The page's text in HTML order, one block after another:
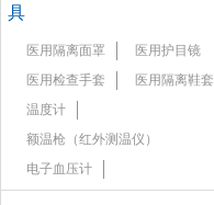
具
医用隔离面罩
医用护目镜
医用检查手套
医用隔离鞋套
温度计
额温枪（红外测温仪）
电子血压计